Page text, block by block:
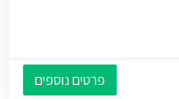
פרטים נוספים